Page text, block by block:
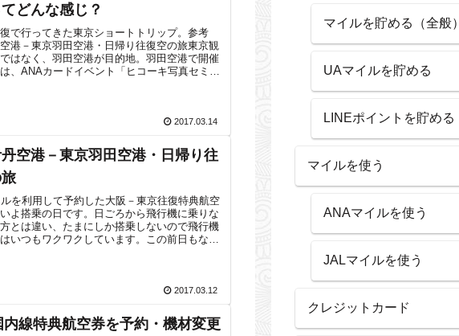
どんな感じ？
で行ってきた東京ショートトリップ。参考
港－東京羽田空港・日帰り往復空の旅東京観
はなく、羽田空港が目的地。羽田空港で開催
、ANAカードイベント「ヒコーキ写真セミナ
2017.03.14
空港－東京羽田空港・日帰り往
を利用して予約した大阪－東京往復特典航空
よ搭乗の日です。日ごろから飛行機に乗りな
とは違い、たまにしか搭乗しないので飛行機
いつもワクワクしています。この前日もなか
2017.03.12
線特典航空券を予約・機材変更
マイルを貯める（全般）
UAマイルを貯める
LINEポイントを貯める
マイルを使う
ANAマイルを使う
JALマイルを使う
クレジットカード